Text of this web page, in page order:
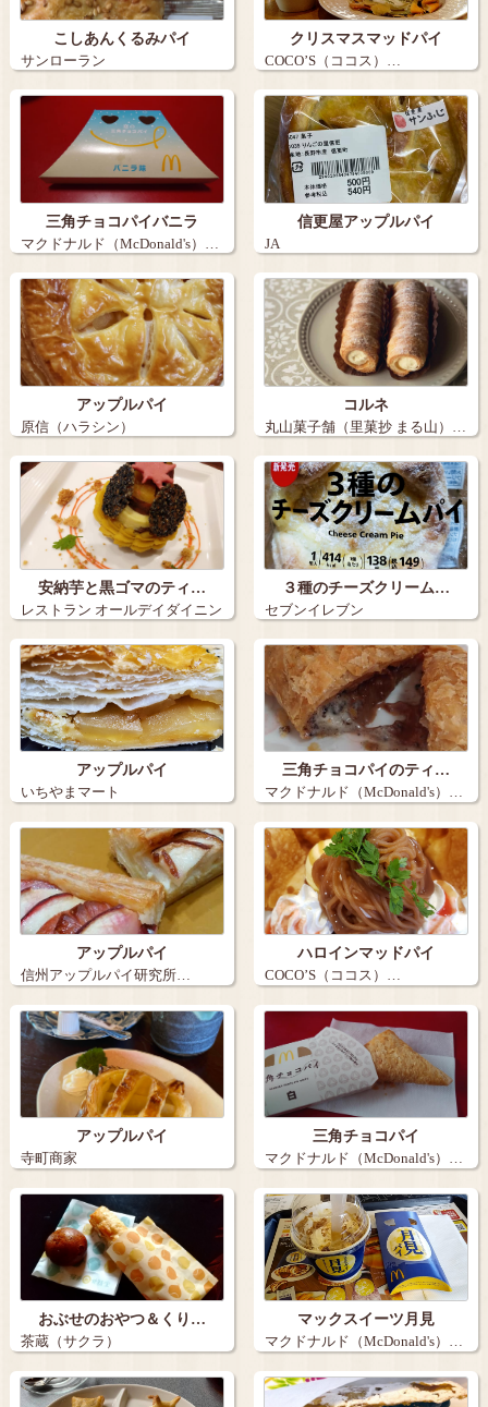
こしあんくるみパイ
サンローラン
クリスマスマッドパイ
COCO’S（ココス）…
三角チョコパイバニラ
マクドナルド（McDonald's）…
信更屋アップルパイ
JA
アップルパイ
原信（ハラシン）
コルネ
丸山菓子舗（里菓抄 まる山）…
安納芋と黒ゴマのティ…
レストラン オールデイダイニン
グNAGO…
３種のチーズクリーム…
セブンイレブン
アップルパイ
いちやまマート
三角チョコパイのティ…
マクドナルド（McDonald's）…
アップルパイ
信州アップルパイ研究所…
ハロインマッドパイ
COCO’S（ココス）…
アップルパイ
寺町商家
三角チョコパイ
マクドナルド（McDonald's）…
おぶせのおやつ＆くり…
茶蔵（サクラ）
マックスイーツ月見
マクドナルド（McDonald's）…